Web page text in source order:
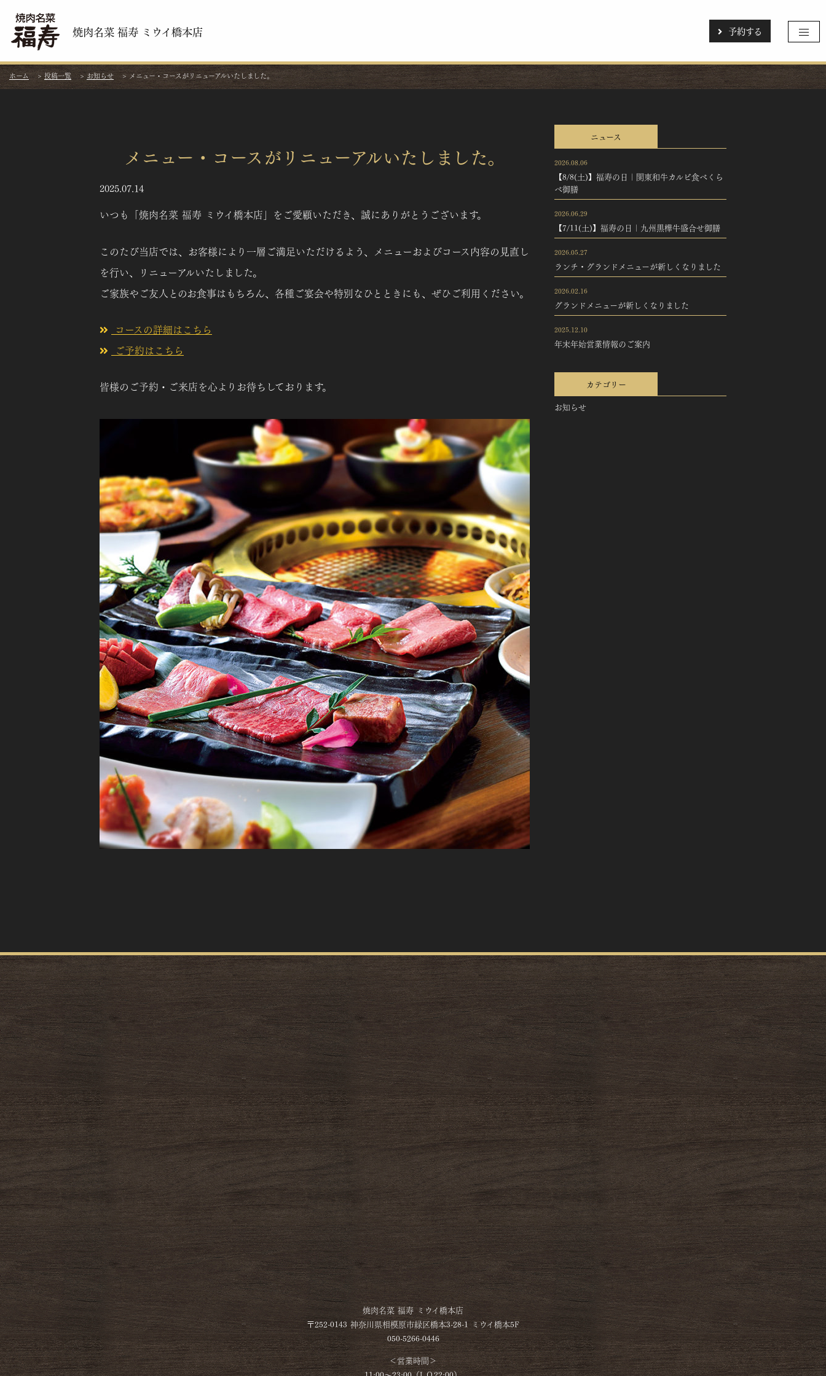
焼肉名菜 福寿 ミウイ橋本店 予約する
ホーム > 投稿一覧 > お知らせ > メニュー・コースがリニューアルいたしました。
メニュー・コースがリニューアルいたしました。
2025.07.14
いつも「焼肉名菜 福寿 ミウイ橋本店」をご愛顧いただき、誠にありがとうございます。
このたび当店では、お客様により一層ご満足いただけるよう、メニューおよびコース内容の見直し
を行い、リニューアルいたしました。
ご家族やご友人とのお食事はもちろん、各種ご宴会や特別なひとときにも、ぜひご利用ください。
コースの詳細はこちら
ご予約はこちら
皆様のご予約・ご来店を心よりお待ちしております。
ニュース
2026.08.06
【8/8(土)】福寿の日｜関東和牛カルビ食べくら
べ御膳
2026.06.29
【7/11(土)】福寿の日｜九州黒樺牛盛合せ御膳
2026.05.27
ランチ・グランドメニューが新しくなりました
2026.02.16
グランドメニューが新しくなりました
2025.12.10
年末年始営業情報のご案内
カテゴリー
お知らせ
焼肉名菜 福寿 ミウイ橋本店
〒252-0143 神奈川県相模原市緑区橋本3-28-1 ミウイ橋本5F
050-5266-0446
＜営業時間＞